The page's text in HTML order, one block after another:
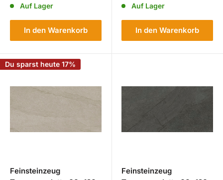
Auf Lager
In den Warenkorb
Auf Lager
In den Warenkorb
Du sparst heute 17%
Feinsteinzeug
Feinsteinzeug